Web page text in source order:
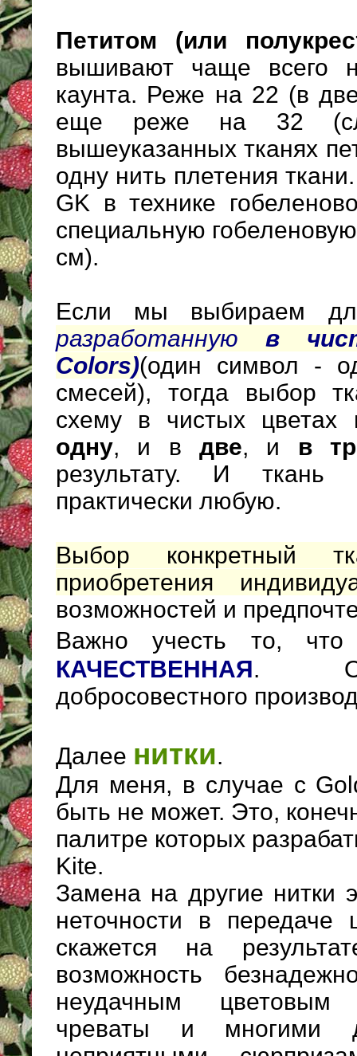
Петитом (или
вышивают чаще всего
каунта. Реже на 22 (в
еще реже на 32
вышеуказанных тканях
одну нить плетения
GK в технике
специальную
см).
Если мы выбираем
разработанную в
Colors)(один символ -
смесей), тогда выбор
схему в чистых
одну, и в две, и в
результату. И ткань
практически любую.
Выбор конкретный
приобретения
возможностей и
Важно учесть то,
КАЧЕСТВЕННАЯ. От
добросовестного
Далее нитки.
Для меня, в случае с
быть не может. Это,
палитре которых
Kite.
Замена на другие нитки
неточности в передаче
скажется на
возможность
неудачным
чреваты и многими